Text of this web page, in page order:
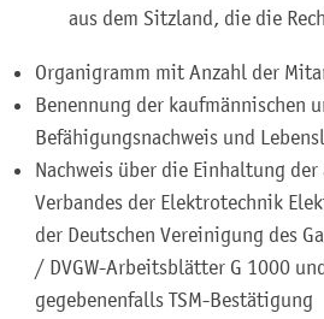
aus dem Sitzland, die die
Organigramm mit Anzahl der
Benennung der kaufmännischen
Befähigungsnachweis und
Nachweis über die Einhaltung
Verbandes der Elektrotechnik
der Deutschen Vereinigung des
/ DVGW-Arbeitsblätter G 1000
gegebenenfalls TSM-Bestätigung